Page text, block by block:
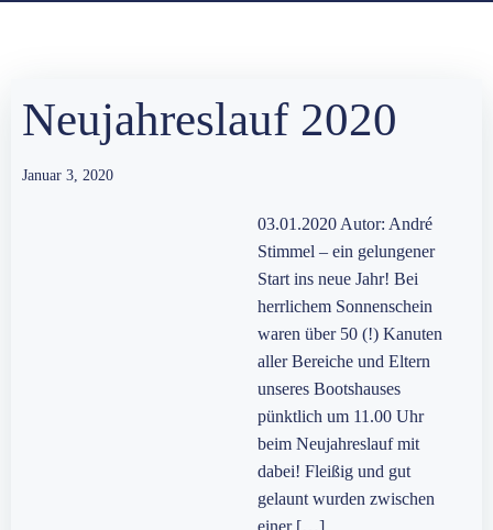
Neujahreslauf 2020
Januar 3, 2020
03.01.2020 Autor: André
Stimmel – ein gelungener
Start ins neue Jahr! Bei
herrlichem Sonnenschein
waren über 50 (!) Kanuten
aller Bereiche und Eltern
unseres Bootshauses
pünktlich um 11.00 Uhr
beim Neujahreslauf mit
dabei! Fleißig und gut
gelaunt wurden zwischen
einer […]